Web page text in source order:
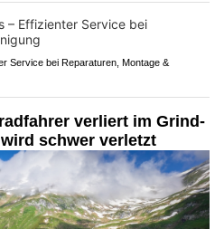
Service bei Reparaturen, Montage &
verliert im Grind-
schwer verletzt